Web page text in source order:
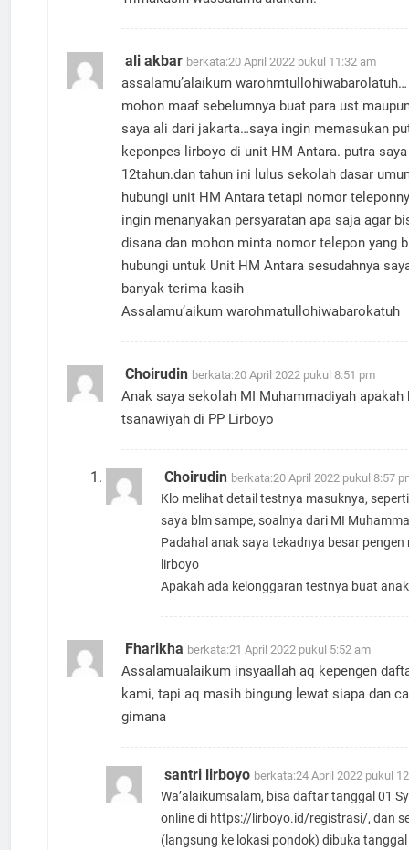
ali akbar berkata:20 April 2022 pukul 11:32 am
assalamu’alaikum warohmtullohiwabarolatuh…
mohon maaf sebelumnya buat para ust
saya ali dari jakarta…saya ingin memasukan
keponpes lirboyo di unit HM Antara. putra
12tahun.dan tahun ini lulus sekolah dasar
hubungi unit HM Antara tetapi nomor
ingin menanyakan persyaratan apa saja agar
disana dan mohon minta nomor telepon yang
hubungi untuk Unit HM Antara sesudahnya
banyak terima kasih
Assalamu’aikum warohmatullohiwabarokatuh
Choirudin berkata:20 April 2022 pukul 8:51 pm
Anak saya sekolah MI Muhammadiyah apakah
tsanawiyah di PP Lirboyo
Choirudin berkata:20 April 2022 pukul 8:57
Klo melihat detail testnya masuknya,
saya blm sampe, soalnya dari MI
Padahal anak saya tekadnya besar pengen
lirboyo
Apakah ada kelonggaran testnya buat
Fharikha berkata:21 April 2022 pukul 5:52 am
Assalamualaikum insyaallah aq kepengen
kami, tapi aq masih bingung lewat siapa dan
gimana
santri lirboyo berkata:24 April 2022 pukul
Wa’alaikumsalam, bisa daftar tanggal 01
online di https://lirboyo.id/registrasi/, dan
(langsung ke lokasi pondok) dibuka